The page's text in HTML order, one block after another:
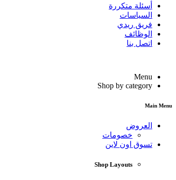
أسئلة متكررة
السياسات
فريق ريدي
الوظائف
اتصل بنا
Menu
Shop by category
Main Menu
العروض
خصومات
تسوق اون لاين
Shop Layouts